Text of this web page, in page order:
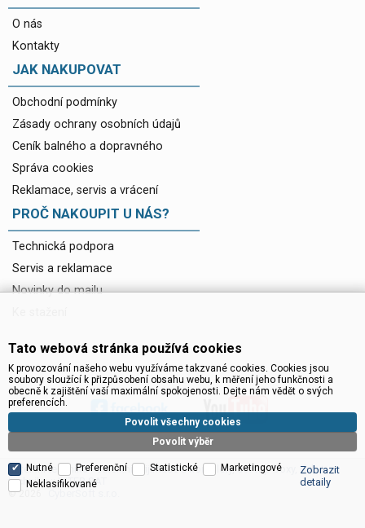
O nás
Kontakty
JAK NAKUPOVAT
Obchodní podmínky
Zásady ochrany osobních údajů
Ceník balného a dopravného
Správa cookies
Reklamace, servis a vrácení
PROČ NAKOUPIT U NÁS?
Technická podpora
Servis a reklamace
Novinky do mailu
Satelitní technika - satelitní přijímače a komplety, set top boxy, dvb-t
technika :: INTER SAT
© 2026
Tato webová stránka používá cookies
K provozování našeho webu využíváme takzvané cookies. Cookies jsou
soubory sloužící k přizpůsobení obsahu webu, k měření jeho funkčnosti a
obecně k zajištění vaší maximální spokojenosti. Dejte nám vědět o svých
preferencích.
Povolit výběr
Povolit všechny cookies
Nutné Preferenční Statistické
Marketingové
Neklasifikované
Zobrazit
detaily